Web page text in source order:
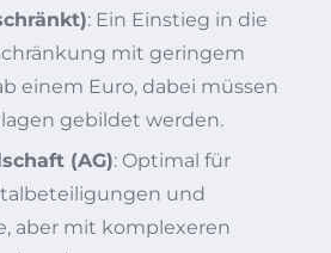
: Ein Einstieg in die
mit geringem
einem Euro, dabei müssen
gebildet werden.
(AG): Optimal für
und
aber mit komplexeren